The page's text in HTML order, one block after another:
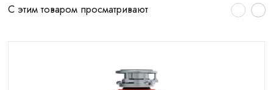
С этим товаром просматривают